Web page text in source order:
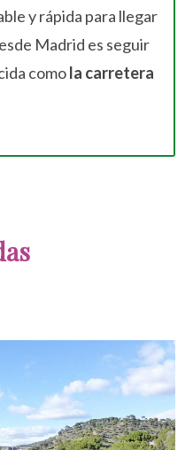
y rápida para llegar
Madrid es seguir
comola carretera